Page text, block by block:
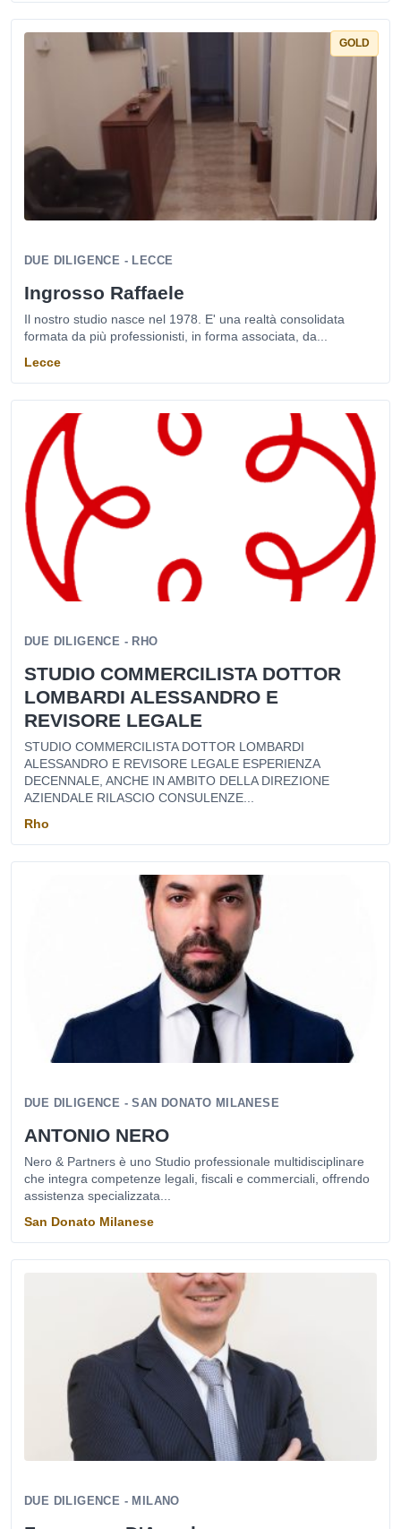
GOLD
DUE DILIGENCE - LECCE
Ingrosso Raffaele
Il nostro studio nasce nel 1978. E' una realtà consolidata
formata da più professionisti, in forma associata, da...
Lecce
DUE DILIGENCE - RHO
STUDIO COMMERCILISTA DOTTOR
LOMBARDI ALESSANDRO E
REVISORE LEGALE
STUDIO COMMERCILISTA DOTTOR LOMBARDI
ALESSANDRO E REVISORE LEGALE ESPERIENZA
DECENNALE, ANCHE IN AMBITO DELLA DIREZIONE
AZIENDALE RILASCIO CONSULENZE...
Rho
DUE DILIGENCE - SAN DONATO MILANESE
ANTONIO NERO
Nero & Partners è uno Studio professionale multidisciplinare
che integra competenze legali, fiscali e commerciali, offrendo
assistenza specializzata...
San Donato Milanese
DUE DILIGENCE - MILANO